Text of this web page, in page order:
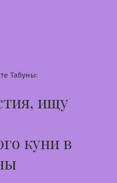
Табуны:
ищу
куни в